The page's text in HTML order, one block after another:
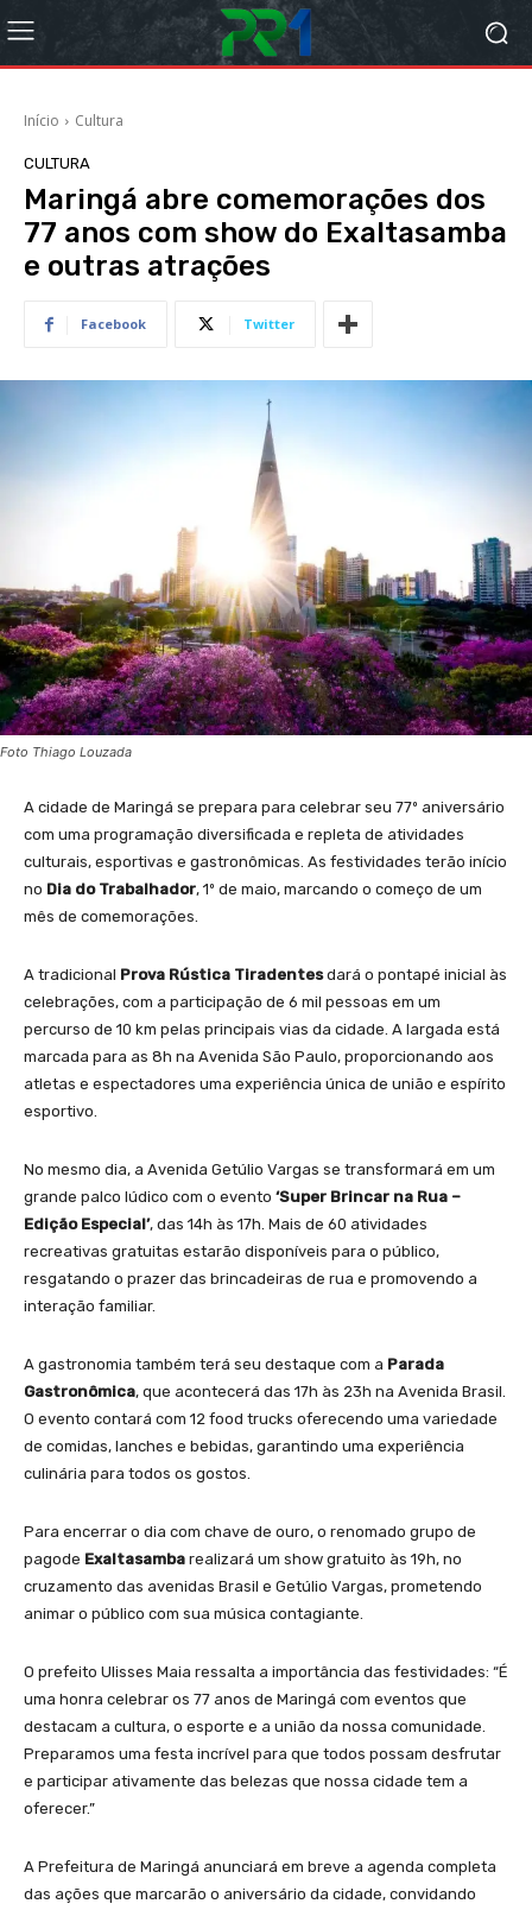
Início Cultura
CULTURA
Maringá abre comemorações dos
77 anos com show do Exaltasamba
e outras atrações
Facebook Twitter
Foto Thiago Louzada
A cidade de Maringá se prepara para celebrar seu 77º aniversário
com uma programação diversificada e repleta de atividades
culturais, esportivas e gastronômicas. As festividades terão início
no Dia do Trabalhador, 1º de maio, marcando o começo de um
mês de comemorações.
A tradicional Prova Rústica Tiradentesdará o pontapé inicial às
celebrações, com a participação de 6 mil pessoas em um
percurso de 10 km pelas principais vias da cidade. A largada está
marcada para as 8h na Avenida São Paulo, proporcionando aos
atletas e espectadores uma experiência única de união e espírito
esportivo.
No mesmo dia, a Avenida Getúlio Vargas se transformará em um
grande palco lúdico com o evento ‘Super Brincar na Rua –
Edição Especial’, das 14h às 17h. Mais de 60 atividades
recreativas gratuitas estarão disponíveis para o público,
resgatando o prazer das brincadeiras de rua e promovendo a
interação familiar.
A gastronomia também terá seu destaque com a Parada
Gastronômica, que acontecerá das 17h às 23h na Avenida Brasil.
O evento contará com 12 food trucks oferecendo uma variedade
de comidas, lanches e bebidas, garantindo uma experiência
culinária para todos os gostos.
Para encerrar o dia com chave de ouro, o renomado grupo de
pagode Exaltasamba realizará um show gratuito às 19h, no
cruzamento das avenidas Brasil e Getúlio Vargas, prometendo
animar o público com sua música contagiante.
O prefeito Ulisses Maia ressalta a importância das festividades: “É
uma honra celebrar os 77 anos de Maringá com eventos que
destacam a cultura, o esporte e a união da nossa comunidade.
Preparamos uma festa incrível para que todos possam desfrutar
e participar ativamente das belezas que nossa cidade tem a
oferecer.”
A Prefeitura de Maringá anunciará em breve a agenda completa
das ações que marcarão o aniversário da cidade, convidando